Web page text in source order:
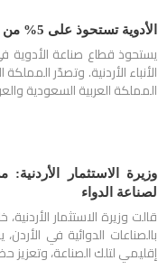
الأدوية تستحوذ على 5% من إجمالي الصادرات الأردنية
المملكة العربية السعودية
وزيرة الاستثمار
لصناعة الدواء
قالت وزيرة الاستثمار
بالصناعات الدوائية في
إقليمي لتلك الصناعة، وتعزيز